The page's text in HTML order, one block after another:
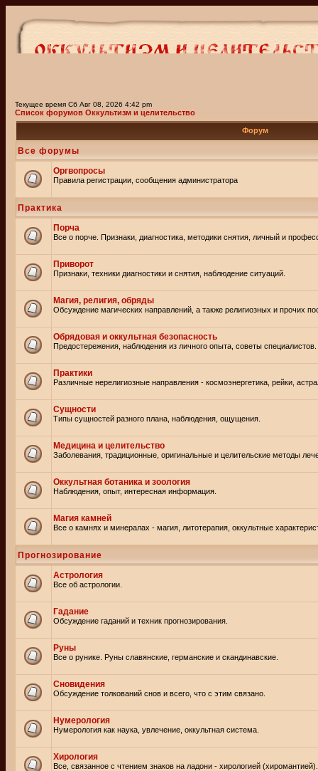
Текущее время Сб Авг 08, 2026 4:42 pm
Список форумов Оккультизм и целительство
Форум
Все форумы
Оргвопросы
Правила регистрации, сообщения администратора
Практика
Порча
Все о порче. Признаки, диагностика, методики снятия, личный и
Приворот
Признаки, техники диагностики и снятия, наблюдение ситуаций.
Магия, религия, обряды
Обсуждение магических направлений, а также религиозных и прочих
Обрядовая и оккультная безопасность
Предостережения, наблюдения из личного опыта, советы специалистов.
Практики
Различные нерелигиозные направления - космоэнергетика, рейки,
Сущности
Типы сущностей разного плана, наблюдения, ощущения.
Медицина и целительство
Заболевания, традиционные, оригинальные и целительские методы
Оккультная ботаника и зоология
Наблюдения, опыт, интересная информация.
Магия камней
Все о камнях и минералах - магия, литотерапия, оккультные
Прогнозирование
Астрология
Все об астрологии.
Гадание
Обсуждение гаданий и техник прогнозирования.
Руны
Все о рунике. Руны славянские, германские и скандинавские.
Сновидения
Обсуждение толкований снов и всего, что с этим связано.
Нумерология
Нумерология как наука, увлечение, оккультная система.
Хирология
Все, связанное с чтением знаков на ладони - хирологией (хиромантией).